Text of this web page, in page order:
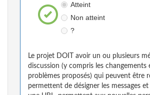
Atteint
Non atteint
?
Le projet DOIT avoir un ou plusieurs
discussion (y compris les changements
problèmes proposés) qui peuvent être
permettent de désigner les messages